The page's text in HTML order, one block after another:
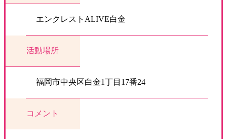
エンクレストALIVE白金
活動場所
福岡市中央区白金1丁目17番24
コメント